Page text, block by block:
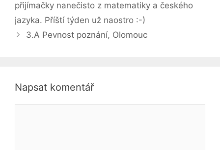
přijímačky nanečisto z matematiky a českého
jazyka. Příští týden už naostro :-)
3.A Pevnost poznání, Olomouc
Napsat komentář